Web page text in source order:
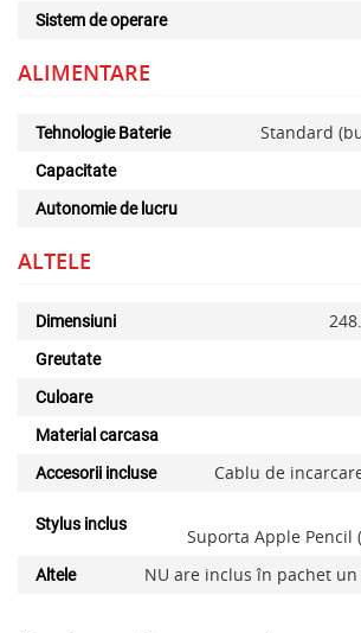
Sistem de operare
ALIMENTARE
Tehnologie Baterie Standard
Capacitate
Autonomie de lucru
ALTELE
Dimensiuni
Greutate
Culoare
Material carcasa
Accesorii incluse Cablu de
Stylus inclus
Suporta Apple Pencil
Altele NU are inclus în pachet